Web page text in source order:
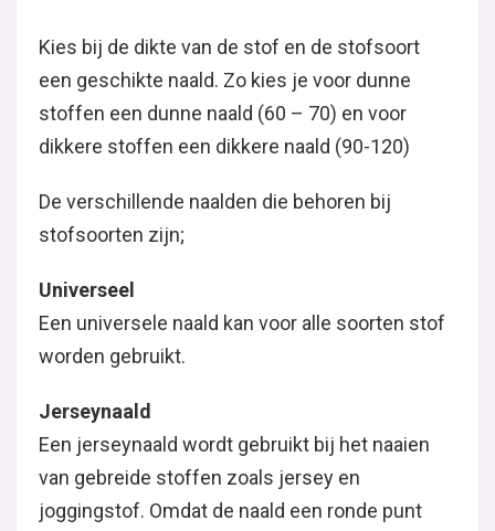
Kies bij de dikte van de stof en de stofsoort
een geschikte naald. Zo kies je voor dunne
stoffen een dunne naald (60 – 70) en voor
dikkere stoffen een dikkere naald (90-120)
De verschillende naalden die behoren bij
stofsoorten zijn;
Universeel
Een universele naald kan voor alle soorten stof
worden gebruikt.
Jerseynaald
Een jerseynaald wordt gebruikt bij het naaien
van gebreide stoffen zoals jersey en
joggingstof. Omdat de naald een ronde punt